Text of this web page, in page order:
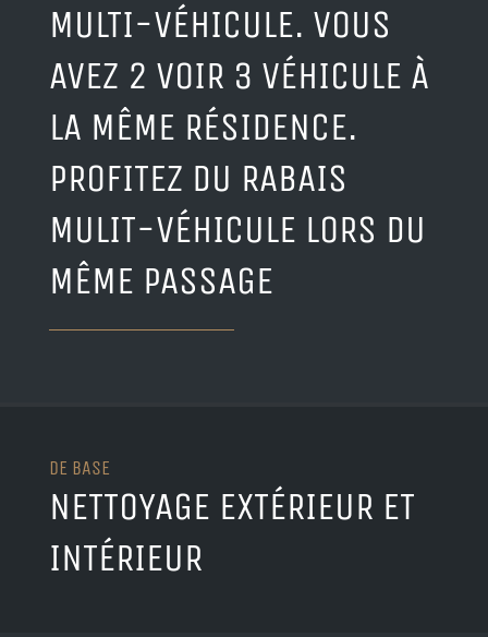
MULTI-VÉHICULE. VOUS
AVEZ 2 VOIR 3 VÉHICULE À
LA MÊME RÉSIDENCE.
PROFITEZ DU RABAIS
MULIT-VÉHICULE LORS DU
MÊME PASSAGE
DE BASE
NETTOYAGE EXTÉRIEUR ET
INTÉRIEUR